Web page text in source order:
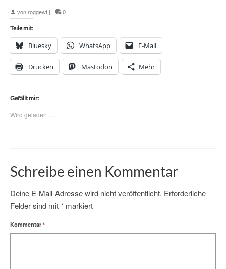
vonroggewf | 0
Teile mit:
Bluesky WhatsApp E-Mail
Drucken Mastodon Mehr
Gefällt mir:
Wird geladen …
Schreibe einen Kommentar
Deine E-Mail-Adresse wird nicht veröffentlicht. Erforderliche
Felder sind mit* markiert
Kommentar *